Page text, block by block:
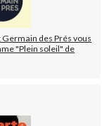
des Prés vous
"Plein soleil" de